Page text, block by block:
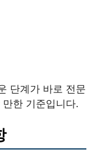
단계가 바로 전문
한 기준입니다.